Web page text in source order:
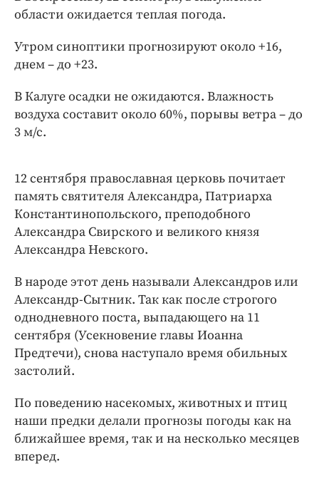
Блоги
Издания
Медиаперсона
Клиника года
области ожидается теплая погода.
Утром синоптики прогнозируют около +16,
днем – до +23.
В Калуге осадки не ожидаются. Влажность
воздуха составит около 60%, порывы ветра – до
3 м/с.
12 сентября православная церковь почитает
память святителя Александра, Патриарха
Константинопольского, преподобного
Александра Свирского и великого князя
Александра Невского.
В народе этот день называли Александров или
Александр-Сытник. Так как после строгого
однодневного поста, выпадающего на 11
сентября (Усекновение главы Иоанна
Предтечи), снова наступало время обильных
застолий.
По поведению насекомых, животных и птиц
наши предки делали прогнозы погоды как на
ближайшее время, так и на несколько месяцев
вперед.